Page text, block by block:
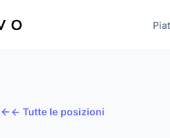
← Tutte le posizioni